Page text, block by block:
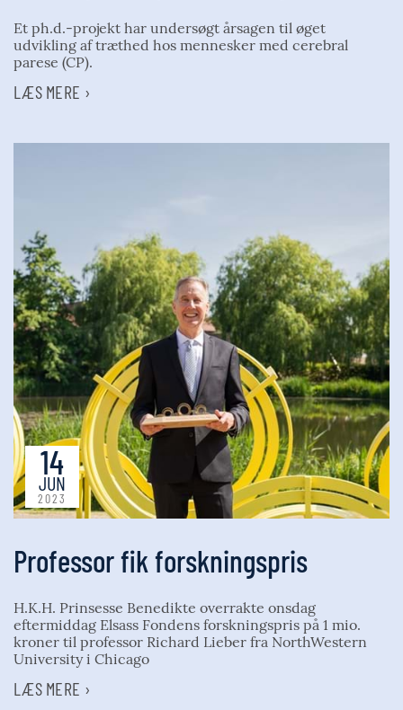
Et ph.d.-projekt har undersøgt årsagen til øget
udvikling af træthed hos mennesker med cerebral
parese (CP).
LÆS MERE ›
14
JUN
2023
Professor fik forskningspris
H.K.H. Prinsesse Benedikte overrakte onsdag
eftermiddag Elsass Fondens forskningspris på 1 mio.
kroner til professor Richard Lieber fra NorthWestern
University i Chicago
LÆS MERE ›